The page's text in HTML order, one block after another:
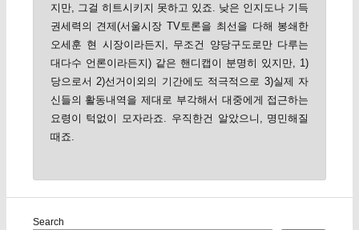
지만, 그걸 히트시키지 못하고 있죠. 낮은 인지도나 기득
권세력의 견제(서울시장 TV토론을 최선을 다해 봉쇄한
오세훈 현 시장이라든지, 무조건 양당구도로만 다루는
대다수 언론이라든지) 같은 핸디캡이 분명히 있지만, 1)
당으로서 2)선거이외의 기간에도 적극적으로 3)실제 자
신들의 활동내역을 제대로 부각해서 대중에게 접근하는
요령이 턱없이 모자라죠. 우직한건 알았으니, 명민해질
때죠.
Search